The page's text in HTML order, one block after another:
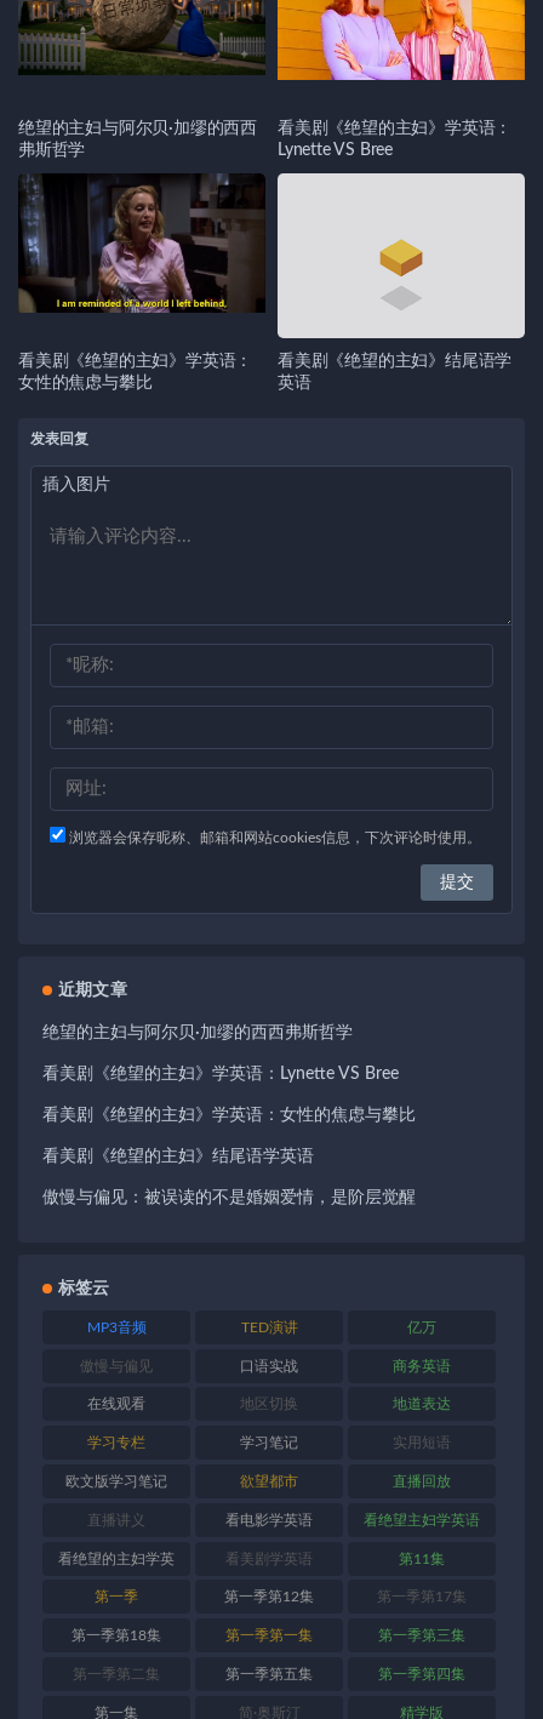
绝望的主妇与阿尔贝·加缪的西西
弗斯哲学
看美剧《绝望的主妇》学英语：
Lynette VS Bree
看美剧《绝望的主妇》学英语：
女性的焦虑与攀比
看美剧《绝望的主妇》结尾语学
英语
发表回复
插入图片
浏览器会保存昵称、邮箱和网站cookies信息，下次评论时使用。
近期文章
绝望的主妇与阿尔贝·加缪的西西弗斯哲学
看美剧《绝望的主妇》学英语：Lynette VS Bree
看美剧《绝望的主妇》学英语：女性的焦虑与攀比
看美剧《绝望的主妇》结尾语学英语
傲慢与偏见：被误读的不是婚姻爱情，是阶层觉醒
标签云
MP3音频 TED演讲 亿万
傲慢与偏见 口语实战 商务英语
在线观看 地区切换 地道表达
学习专栏 学习笔记 实用短语
欧文版学习笔记 欲望都市 直播回放
直播讲义 看电影学英语 看绝望主妇学英语
看绝望的主妇学英
语
看美剧学英语 第11集
第一季 第一季第12集 第一季第17集
第一季第18集 第一季第一集 第一季第三集
第一季第二集 第一季第五集 第一季第四集
第一集 简·奥斯汀 精学版